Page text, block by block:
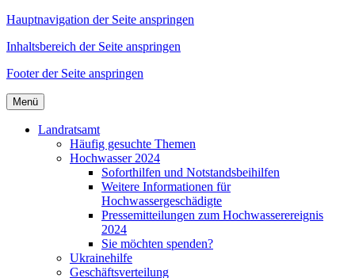
Hauptnavigation der Seite anspringen
Inhaltsbereich der Seite anspringen
Footer der Seite anspringen
Menü
Landratsamt
Häufig gesuchte Themen
Hochwasser 2024
Soforthilfen und Notstandsbeihilfen
Weitere Informationen für
Hochwassergeschädigte
Pressemitteilungen zum Hochwasserereignis
2024
Sie möchten spenden?
Ukrainehilfe
Geschäftsverteilung